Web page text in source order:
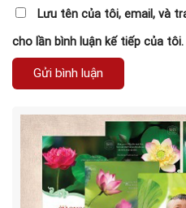
Lưu tên của tôi, email, và
cho lần bình luận kế tiếp của tôi.